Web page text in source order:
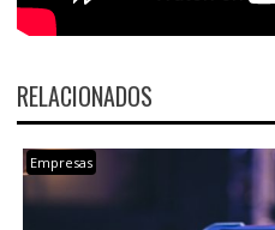
RELACIONADOS
Empresas